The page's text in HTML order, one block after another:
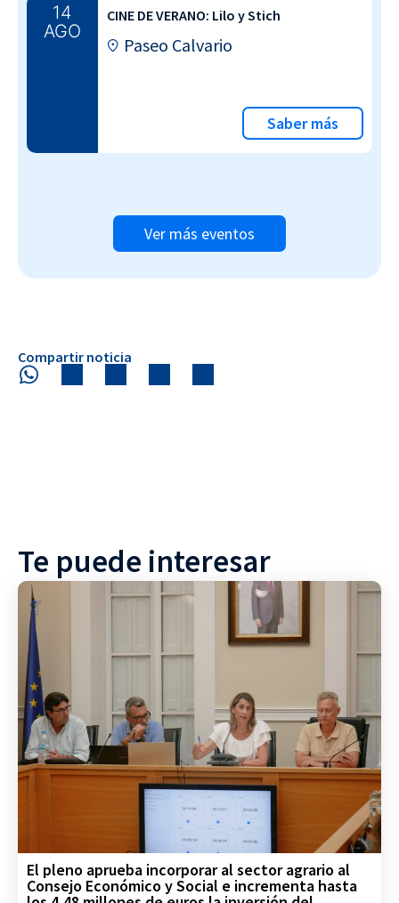
14
AGO
CINE DE VERANO: Lilo y Stich
Paseo Calvario
Saber más
Ver más eventos
Compartir noticia
Te puede interesar
El pleno aprueba incorporar al sector agrario al
Consejo Económico y Social e incrementa hasta